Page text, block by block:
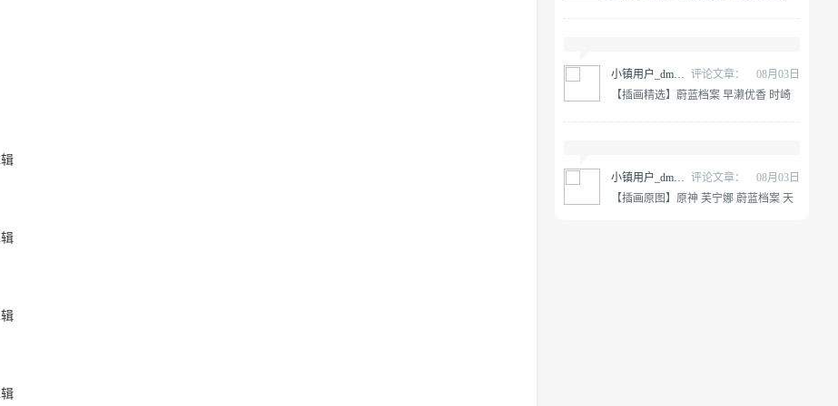
小镇用户_dmALDY 评论文章：
08月03日
【插画精选】蔚蓝档案 早濑优香 时崎
小镇用户_dmALDY 评论文章：
08月03日
【插画原图】原神 芙宁娜 蔚蓝档案 天